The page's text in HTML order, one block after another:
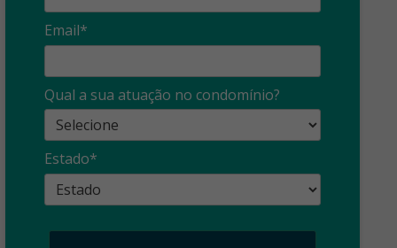
Email*
Qual a sua atuação no condomínio?
Estado*